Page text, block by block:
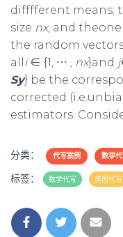
difffferent means;
size nx, and
the random
all i ∈ {1, ⋯ , nx}and j
Sy} be the
corrected
estimators.
分类： 代写案例 数学
标签： 数学代写 英国代写